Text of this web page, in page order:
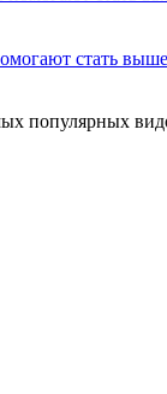
стать
популярных